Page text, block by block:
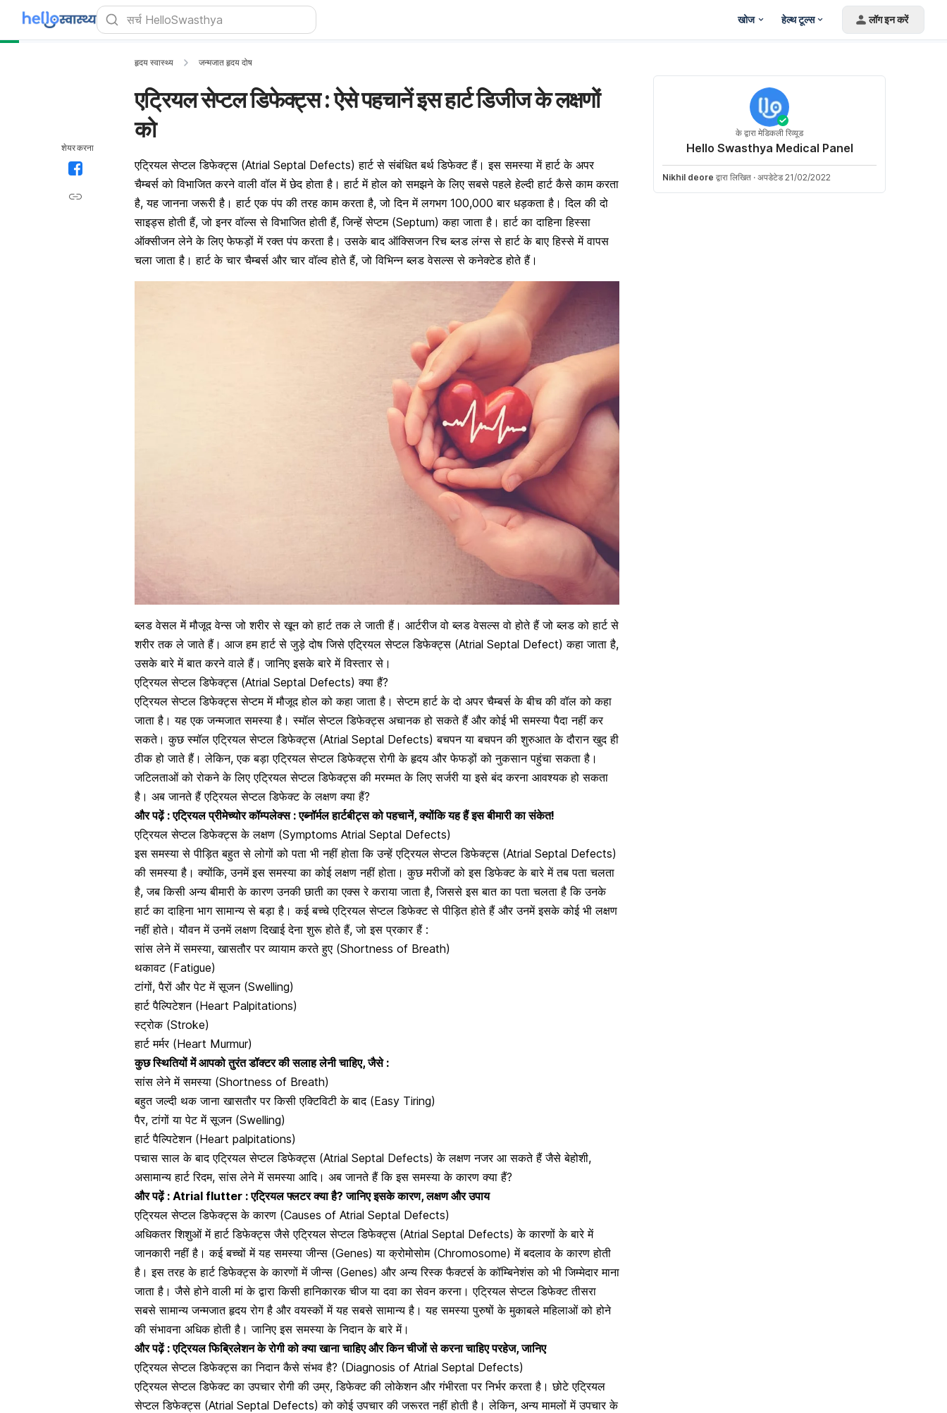
खोज हेल्थ टूल्स लॉग इन करें
शेयर करना
हृदय स्वास्थ्य जन्मजात हृदय दोष
एट्रियल सेप्टल डिफेक्ट्स : ऐसे पहचानें इस हार्ट डिजीज के लक्षणों
को
एट्रियल सेप्टल डिफेक्ट्स (Atrial Septal Defects) हार्ट से संबंधित बर्थ डिफेक्ट हैं। इस समस्या में हार्ट के अपर
चैम्बर्स को विभाजित करने वाली वॉल में छेद होता है। हार्ट में होल को समझने के लिए सबसे पहले हेल्दी हार्ट कैसे काम करता
है, यह जानना जरूरी है। हार्ट एक पंप की तरह काम करता है, जो दिन में लगभग 100,000 बार धड़कता है। दिल की दो
साइड्स होती हैं, जो इनर वॉल्स से विभाजित होती हैं, जिन्हें सेप्टम (Septum) कहा जाता है। हार्ट का दाहिना हिस्सा
ऑक्सीजन लेने के लिए फेफड़ों में रक्त पंप करता है। उसके बाद ऑक्सिजन रिच ब्लड लंग्स से हार्ट के बाए हिस्से में वापस
चला जाता है। हार्ट के चार चैम्बर्स और चार वॉल्व होते हैं, जो विभिन्न ब्लड वेसल्स से कनेक्टेड होते हैं।
ब्लड वेसल में मौजूद वेन्स जो शरीर से खून को हार्ट तक ले जाती हैं। आर्टरीज वो ब्लड वेसल्स वो होते हैं जो ब्लड को हार्ट से
शरीर तक ले जाते हैं। आज हम हार्ट से जुड़े दोष जिसे एट्रियल सेप्टल डिफेक्ट्स (Atrial Septal Defect) कहा जाता है,
उसके बारे में बात करने वाले हैं। जानिए इसके बारे में विस्तार से।
एट्रियल सेप्टल डिफेक्ट्स (Atrial Septal Defects) क्या हैं?
एट्रियल सेप्टल डिफेक्ट्स सेप्टम में मौजूद होल को कहा जाता है। सेप्टम हार्ट के दो अपर चैम्बर्स के बीच की वॉल को कहा
जाता है। यह एक जन्मजात समस्या है। स्मॉल सेप्टल डिफेक्ट्स अचानक हो सकते हैं और कोई भी समस्या पैदा नहीं कर
सकते। कुछ स्मॉल एट्रियल सेप्टल डिफेक्ट्स (Atrial Septal Defects) बचपन याबचपन की शुरुआत के दौरान खुद ही
ठीक हो जाते हैं। लेकिन, एक बड़ा एट्रियल सेप्टल डिफेक्ट्स रोगी के हृदय और फेफड़ों को नुकसान पहुंचा सकता है।
जटिलताओं को रोकने के लिए एट्रियल सेप्टल डिफेक्ट्स की मरम्मत के लिएसर्जरी या इसे बंद करना आवश्यक हो सकता
है। अब जानते हैं एट्रियल सेप्टल डिफेक्ट के लक्षण क्या हैं?
और पढ़ें :एट्रियल प्रीमेच्योर कॉम्पलेक्स : एब्नॉर्मल हार्टबीट्स को पहचानें, क्योंकि यह हैं इस बीमारी का संकेत!
एट्रियल सेप्टल डिफेक्ट्स के लक्षण (Symptoms Atrial Septal Defects)
इस समस्या से पीड़ित बहुत से लोगों को पता भी नहीं होता कि उन्हें एट्रियल सेप्टल डिफेक्ट्स (Atrial Septal Defects)
की समस्या है। क्योंकि, उनमें इस समस्या का कोई लक्षण नहीं होता। कुछ मरीजों को इस डिफेक्ट के बारे में तब पता चलता
है, जब किसी अन्यबीमारी के कारण उनकी छाती का एक्स रेकराया जाता है, जिससे इस बात का पता चलता है कि उनके
हार्ट का दाहिना भाग सामान्य से बड़ा है। कई बच्चे एट्रियल सेप्टल डिफेक्ट से पीड़ित होते हैं और उनमें इसके कोई भी लक्षण
नहीं होते। यौवन में उनमें लक्षण दिखाई देना शुरू होते हैं, जो इस प्रकार हैं :
सांस लेने में समस्या, खासतौर पर व्यायाम करते हुए (Shortness of Breath)
थकावट (Fatigue)
टांगों, पैरों और पेट में सूजन (Swelling)
हार्ट पैल्पिटेशन (Heart Palpitations)
स्ट्रोक (Stroke)
हार्ट मर्मर (Heart Murmur)
कुछ स्थितियों में आपको तुरंत डॉक्टर की सलाह लेनी चाहिए, जैसे :
सांस लेने में समस्या (Shortness of Breath)
बहुत जल्दी थक जाना खासतौर पर किसी एक्टिविटी के बाद (Easy Tiring)
पैर, टांगों या पेट में सूजन (Swelling)
हार्ट पैल्पिटेशन (Heart palpitations)
पचास साल के बाद एट्रियल सेप्टल डिफेक्ट्स (Atrial Septal Defects) के लक्षण नजर आ सकते हैं जैसेबेहोशी,
असामान्य हार्ट रिदम, सांस लेने में समस्या आदि। अब जानते हैं कि इस समस्या के कारण क्या हैं?
और पढ़ें : Atrial flutter : एट्रियल फ्लटर क्या है? जानिए इसके कारण, लक्षण और उपाय
एट्रियल सेप्टल डिफेक्ट्स के कारण (Causes of Atrial Septal Defects)
अधिकतर शिशुओं में हार्ट डिफेक्ट्स जैसे एट्रियल सेप्टल डिफेक्ट्स (Atrial Septal Defects) के कारणों के बारे में
जानकारी नहीं है। कई बच्चों में यह समस्या जीन्स (Genes) या क्रोमोसोम (Chromosome) में बदलाव के कारण होती
है। इस तरह के हार्ट डिफेक्ट्स के कारणों में जीन्स (Genes) और अन्य रिस्क फैक्टर्स के कॉम्बिनेशंस को भी जिम्मेदार माना
जाता है। जैसे होने वाली मां के द्वारा किसी हानिकारक चीज या दवा का सेवन करना। एट्रियल सेप्टल डिफेक्ट तीसरा
सबसे सामान्यजन्मजात हृदय रोग है और वयस्कों में यह सबसे सामान्य है। यह समस्या पुरुषों के मुकाबले महिलाओं को होने
की संभावना अधिक होती है। जानिए इस समस्या के निदान के बारे में।
और पढ़ें :एट्रियल फिब्रिलेशन के रोगी को क्या खाना चाहिए और किन चीजों से करना चाहिए परहेज, जानिए
एट्रियल सेप्टल डिफेक्ट्स का निदान कैसे संभव है? (Diagnosis of Atrial Septal Defects)
एट्रियल सेप्टल डिफेक्ट का उपचाररोगी की उम्र, डिफेक्ट की लोकेशन और गंभीरता पर निर्भर करता है। छोटे एट्रियल
सेप्टल डिफेक्ट्स (Atrial Septal Defects) को कोई उपचार की जरूरत नहीं होती है। लेकिन, अन्य मामलों में उपचार के
के द्वारा मेडिकली रिव्यूड
Hello Swasthya Medical Panel
Nikhil deore द्वारा लिखित · अपडेटेड 21/02/2022